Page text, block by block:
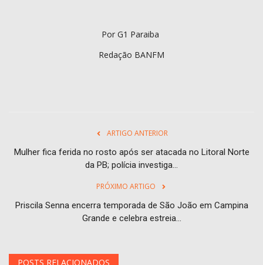
Por G1 Paraiba
Redação BANFM
ARTIGO ANTERIOR
Mulher fica ferida no rosto após ser atacada no Litoral Norte
da PB; polícia investiga...
PRÓXIMO ARTIGO
Priscila Senna encerra temporada de São João em Campina
Grande e celebra estreia...
POSTS RELACIONADOS